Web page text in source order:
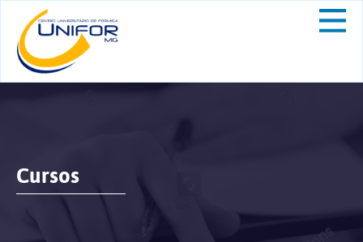
Cursos